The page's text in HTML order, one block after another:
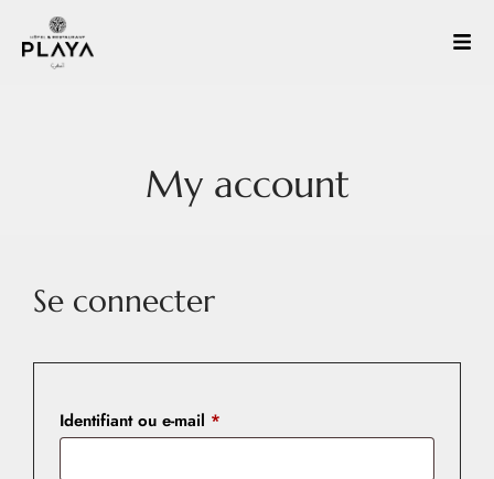
My account
Se connecter
Identifiant ou e-mail *